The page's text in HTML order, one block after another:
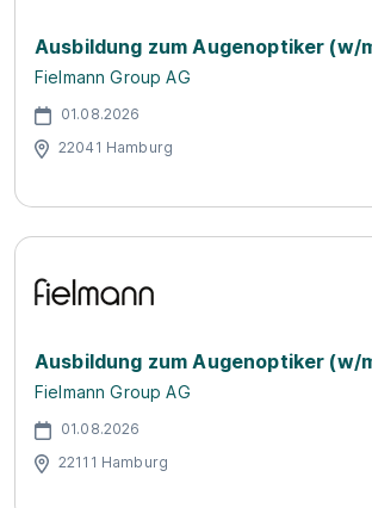
Ausbildung zum Augenoptiker (w/
Fielmann Group AG
01.08.2026
22041 Hamburg
Ausbildung zum Augenoptiker (w/
Fielmann Group AG
01.08.2026
22111 Hamburg